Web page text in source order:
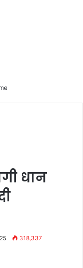
धान
318,337